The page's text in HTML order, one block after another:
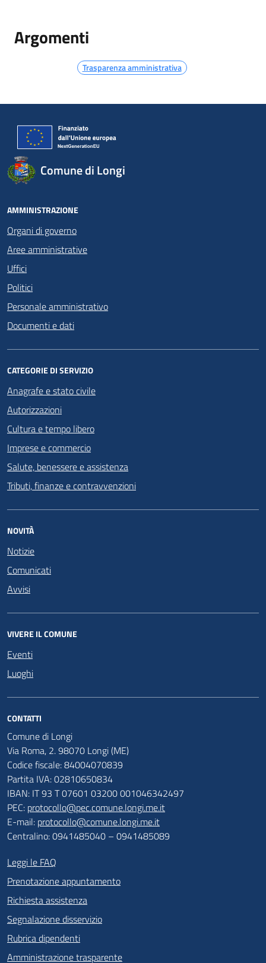
Argomenti
Trasparenza amministrativa
Comune di Longi
AMMINISTRAZIONE
Organi di governo
Aree amministrative
Uffici
Politici
Personale amministrativo
Documenti e dati
CATEGORIE DI SERVIZIO
Anagrafe e stato civile
Autorizzazioni
Cultura e tempo libero
Imprese e commercio
Salute, benessere e assistenza
Tributi, finanze e contravvenzioni
NOVITÀ
Notizie
Comunicati
Avvisi
VIVERE IL COMUNE
Eventi
Luoghi
CONTATTI
Comune di Longi
Via Roma, 2. 98070 Longi (ME)
Codice fiscale: 84004070839
Partita IVA: 02810650834
IBAN: IT 93 T 07601 03200 001046342497
PEC: protocollo@pec.comune.longi.me.it
E-mail: protocollo@comune.longi.me.it
Centralino: 0941485040 – 0941485089
Leggi le FAQ
Prenotazione appuntamento
Richiesta assistenza
Segnalazione disservizio
Rubrica dipendenti
Amministrazione trasparente